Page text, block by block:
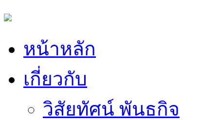
หน้าหลัก
เกี่ยวกับ
วิสัยทัศน์ พันธกิจ